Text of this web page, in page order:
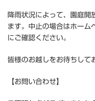
降雨状況によって、園庭開
ます。中止の場合はホーム
にご確認ください。
皆様のお越しをお待ちし
【お問い合わせ】